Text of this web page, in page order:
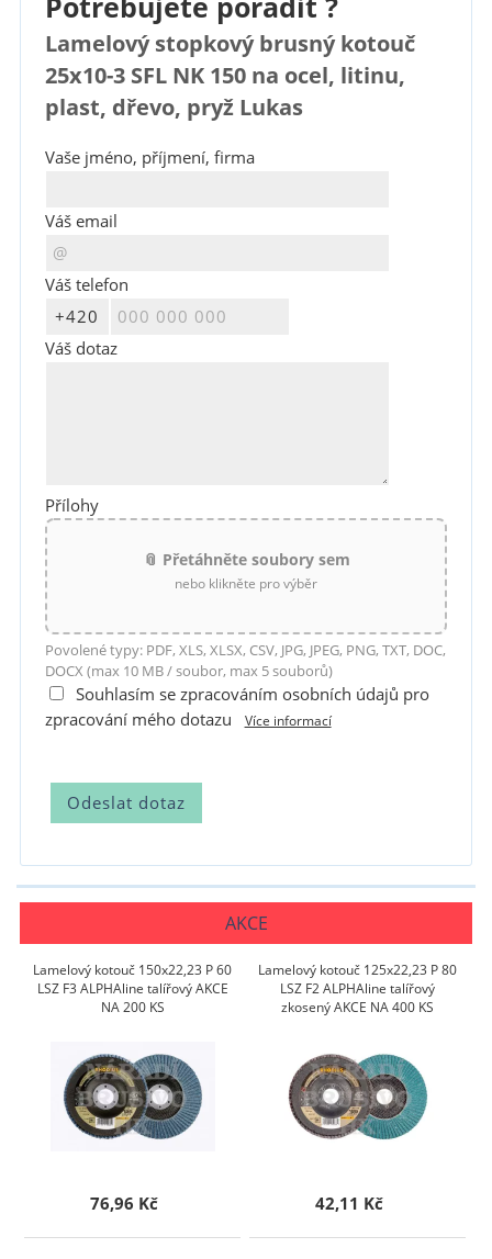
Lamelový stopkový brusný kotouč
25x10-3 SFL NK 150 na ocel, litinu,
plast, dřevo, pryž Lukas
Vaše jméno, příjmení, firma
Váš email
Váš telefon
Váš dotaz
Přílohy
📎 Přetáhněte soubory sem
nebo klikněte pro výběr
Povolené typy: PDF, XLS, XLSX, CSV, JPG, JPEG, PNG, TXT, DOC,
DOCX (max 10 MB / soubor, max 5 souborů)
Souhlasím se zpracováním osobních údajů pro
zpracování mého dotazu
Více informací
AKCE
Lamelový kotouč 150x22,23 P 60
LSZ F3 ALPHAline talířový AKCE
NA 200 KS
76,96 Kč
Lamelový kotouč 125x22,23 P 80
LSZ F2 ALPHAline talířový
zkosený AKCE NA 400 KS
42,11 Kč